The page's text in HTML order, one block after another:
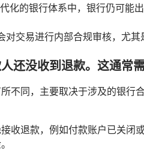
化的银行体系中，银行仍可能
对交易进行内部合规审核，尤
还没收到退款。这通常
不同，主要取决于涉及的银
收退款，例如付款账户已关